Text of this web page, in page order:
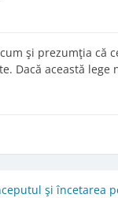
şi prezumţia că
Dacă această lege
şi încetarea